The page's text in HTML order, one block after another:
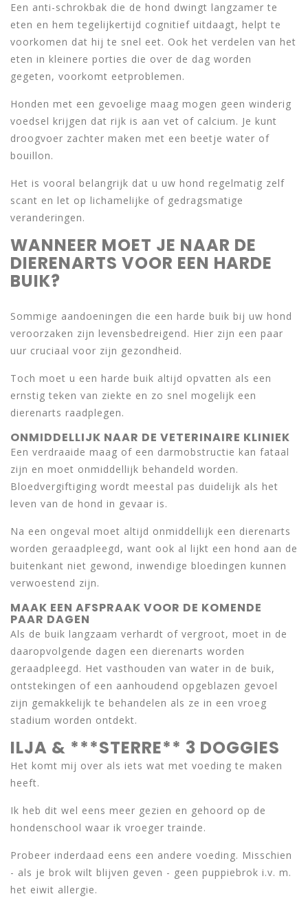
Een anti-schrokbak die de hond dwingt langzamer te
eten en hem tegelijkertijd cognitief uitdaagt, helpt te
voorkomen dat hij te snel eet. Ook het verdelen van het
eten in kleinere porties die over de dag worden
gegeten, voorkomt eetproblemen.
Honden met een gevoelige maag mogen geen winderig
voedsel krijgen dat rijk is aan vet of calcium. Je kunt
droogvoer zachter maken met een beetje water of
bouillon.
Het is vooral belangrijk dat u uw hond regelmatig zelf
scant en let op lichamelijke of gedragsmatige
veranderingen.
WANNEER MOET JE NAAR DE
DIERENARTS VOOR EEN HARDE
BUIK?
Sommige aandoeningen die een harde buik bij uw hond
veroorzaken zijn levensbedreigend. Hier zijn een paar
uur cruciaal voor zijn gezondheid.
Toch moet u een harde buik altijd opvatten als een
ernstig teken van ziekte en zo snel mogelijk een
dierenarts raadplegen.
ONMIDDELLIJK NAAR DE VETERINAIRE KLINIEK
Een verdraaide maag of een darmobstructie kan fataal
zijn en moet onmiddellijk behandeld worden.
Bloedvergiftiging wordt meestal pas duidelijk als het
leven van de hond in gevaar is.
Na een ongeval moet altijd onmiddellijk een dierenarts
worden geraadpleegd, want ook al lijkt een hond aan de
buitenkant niet gewond, inwendige bloedingen kunnen
verwoestend zijn.
MAAK EEN AFSPRAAK VOOR DE KOMENDE
PAAR DAGEN
Als de buik langzaam verhardt of vergroot, moet in de
daaropvolgende dagen een dierenarts worden
geraadpleegd. Het vasthouden van water in de buik,
ontstekingen of een aanhoudend opgeblazen gevoel
zijn gemakkelijk te behandelen als ze in een vroeg
stadium worden ontdekt.
ILJA & ***STERRE** 3 DOGGIES
Het komt mij over als iets wat met voeding te maken
heeft.
Ik heb dit wel eens meer gezien en gehoord op de
hondenschool waar ik vroeger trainde.
Probeer inderdaad eens een andere voeding. Misschien
- als je brok wilt blijven geven - geen puppiebrok i.v. m.
het eiwit allergie.